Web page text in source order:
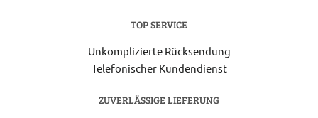
TOP SERVICE
Unkomplizierte Rücksendung
Telefonischer Kundendienst
ZUVERLÄSSIGE LIEFERUNG